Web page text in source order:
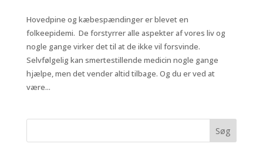
Hovedpine og kæbespændinger er blevet en
folkeepidemi. De forstyrrer alle aspekter af vores liv og
nogle gange virker det til at de ikke vil forsvinde.
Selvfølgelig kan smertestillende medicin nogle gange
hjælpe, men det vender altid tilbage. Og du er ved at
være...